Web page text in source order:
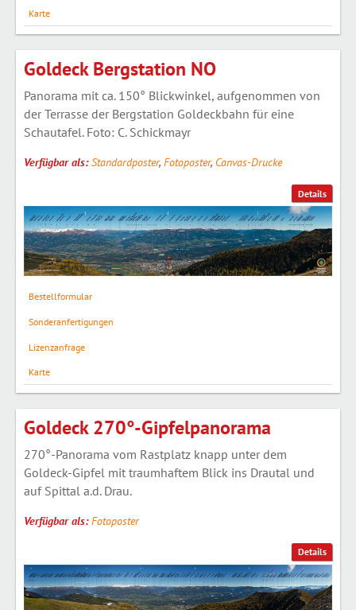
Karte
Details
Goldeck Bergstation NO
Panorama mit ca. 150° Blickwinkel, aufgenommen von
der Terrasse der Bergstation Goldeckbahn für eine
Schautafel. Foto: C. Schickmayr
Verfügbar als:Standardposter, Fotoposter, Canvas-Drucke
Bestellformular
Sonderanfertigungen
Lizenzanfrage
Karte
Details
Goldeck 270°-Gipfelpanorama
270°-Panorama vom Rastplatz knapp unter dem
Goldeck-Gipfel mit traumhaftem Blick ins Drautal und
auf Spittal a.d. Drau.
Verfügbar als:Fotoposter